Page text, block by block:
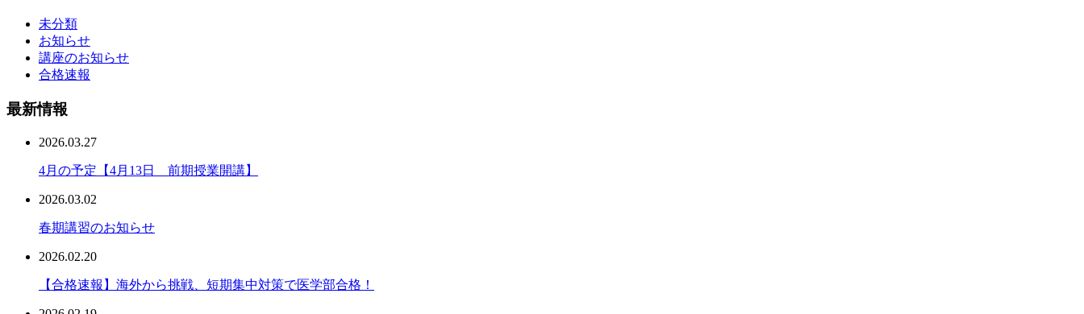
未分類
お知らせ
講座のお知らせ
合格速報
最新情報
2026.03.27
4月の予定【4月13日 前期授業開講】
2026.03.02
春期講習のお知らせ
2026.02.20
【合格速報】海外から挑戦、短期集中対策で医学部合格！